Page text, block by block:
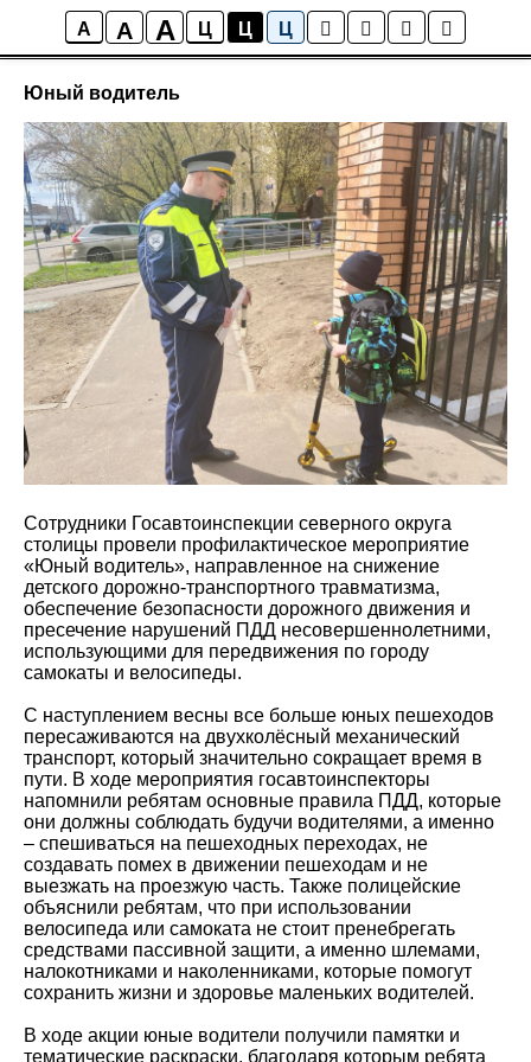
A A A Ц Ц Ц
Новости района Коптево
Юный водитель
Сотрудники Госавтоинспекции северного округа
столицы провели профилактическое мероприятие
«Юный водитель», направленное на снижение
детского дорожно-транспортного травматизма,
обеспечение безопасности дорожного движения и
пресечение нарушений ПДД несовершеннолетними,
использующими для передвижения по городу
самокаты и велосипеды.
С наступлением весны все больше юных пешеходов
пересаживаются на двухколёсный механический
транспорт, который значительно сокращает время в
пути. В ходе мероприятия госавтоинспекторы
напомнили ребятам основные правила ПДД, которые
они должны соблюдать будучи водителями, а именно
– спешиваться на пешеходных переходах, не
создавать помех в движении пешеходам и не
выезжать на проезжую часть. Также полицейские
объяснили ребятам, что при использовании
велосипеда или самоката не стоит пренебрегать
средствами пассивной защити, а именно шлемами,
налокотниками и наколенниками, которые помогут
сохранить жизни и здоровье маленьких водителей.
В ходе акции юные водители получили памятки и
тематические раскраски, благодаря которым ребята